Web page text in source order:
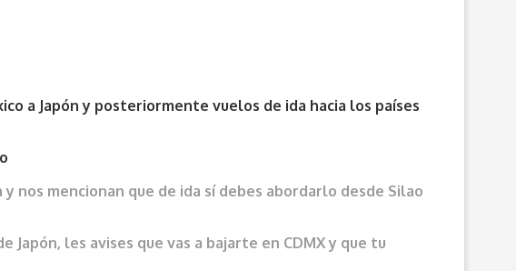
a Japón y posteriormente vuelos de ida hacia los países
y nos mencionan que de ida sí debes abordarlo desde Silao
les avises que vas a bajarte en CDMX y que tu